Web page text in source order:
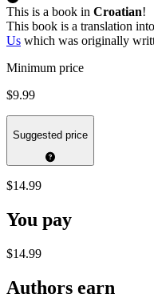
This is a book in Croatian!
This book is a translation
Us which was originally
Minimum price
$9.99
Suggested price
$14.99
You pay
$14.99
Authors earn